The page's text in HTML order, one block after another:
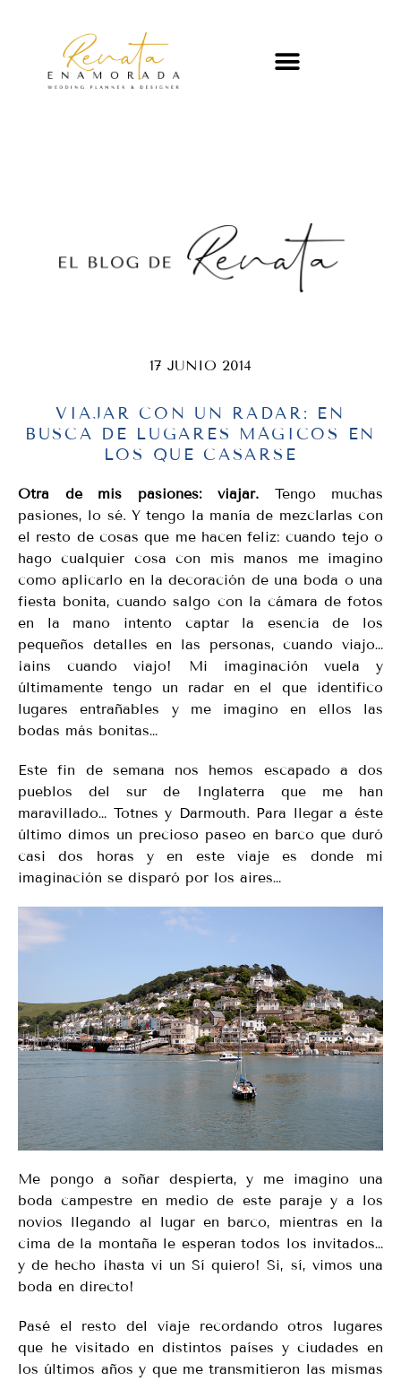
17 JUNIO 2014
VIAJAR CON UN RADAR: EN
BUSCA DE LUGARES MÁGICOS EN
LOS QUE CASARSE
Otra de mis pasiones: viajar. Tengo muchas
pasiones, lo sé. Y tengo la manía de mezclarlas con
el resto de cosas que me hacen feliz: cuando tejo o
hago cualquier cosa con mis manos me imagino
como aplicarlo en la decoración de una boda o una
fiesta bonita, cuando salgo con la cámara de fotos
en la mano intento captar la esencia de los
pequeños detalles en las personas, cuando viajo…
¡ains cuando viajo! Mi imaginación vuela y
últimamente tengo un radar en el que identifico
lugares entrañables y me imagino en ellos las
bodas más bonitas…
Este fin de semana nos hemos escapado a dos
pueblos del sur de Inglaterra que me han
maravillado… Totnes y Darmouth. Para llegar a éste
último dimos un precioso paseo en barco que duró
casi dos horas y en este viaje es donde mi
imaginación se disparó por los aires…
Me pongo a soñar despierta, y me imagino una
boda campestre en medio de este paraje y a los
novios llegando al lugar en barco, mientras en la
cima de la montaña le esperan todos los invitados…
y de hecho ¡hasta vi un Sí quiero! Si, sí, vimos una
boda en directo!
Pasé el resto del viaje recordando otros lugares
que he visitado en distintos países y ciudades en
los últimos años y que me transmitieron las mismas